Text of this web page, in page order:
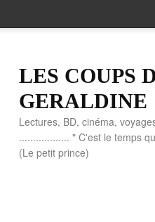
LES COUPS
GERALDINE
Lectures, BD, cinéma,
.................. " C'est le temps
(Le petit prince)